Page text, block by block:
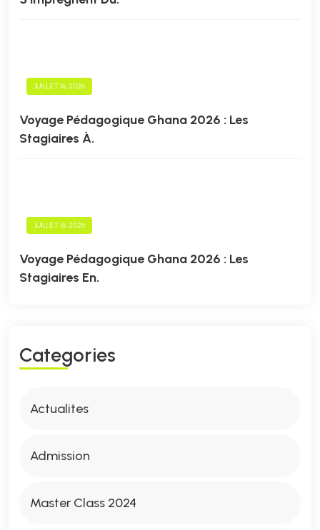
JUILLET 16, 2026
Voyage Pédagogique Ghana 2026 : Les
Stagiaires À.
JUILLET 15, 2026
Voyage Pédagogique Ghana 2026 : Les
Stagiaires En.
CATEGORIES
Actualites
Admission
Master Class 2024